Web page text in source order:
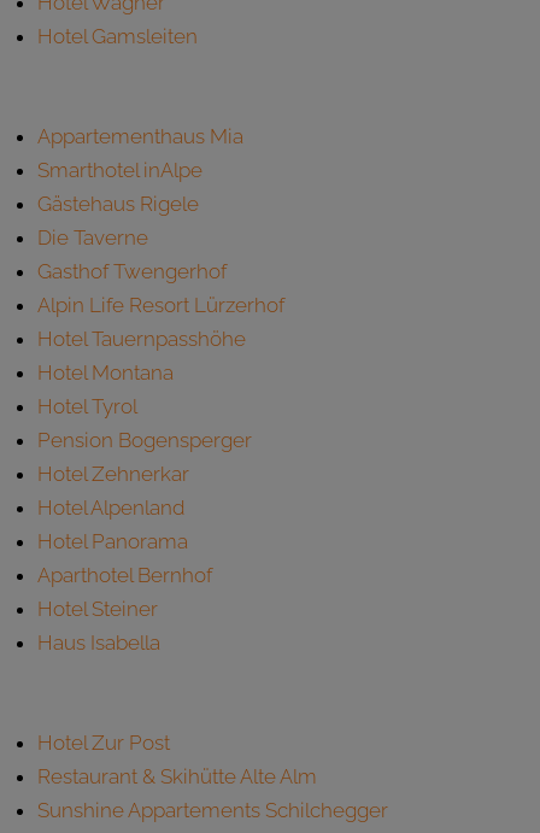
Hotel Gamsleiten
Appartementhaus Mia
Smarthotel inAlpe
Gästehaus Rigele
Die Taverne
Gasthof Twengerhof
Alpin Life Resort Lürzerhof
Hotel Tauernpasshöhe
Hotel Montana
Hotel Tyrol
Pension Bogensperger
Hotel Zehnerkar
Hotel Alpenland
Hotel Panorama
Aparthotel Bernhof
Hotel Steiner
Haus Isabella
Hotel Zur Post
Restaurant & Skihütte Alte Alm
Sunshine Appartements Schilchegger